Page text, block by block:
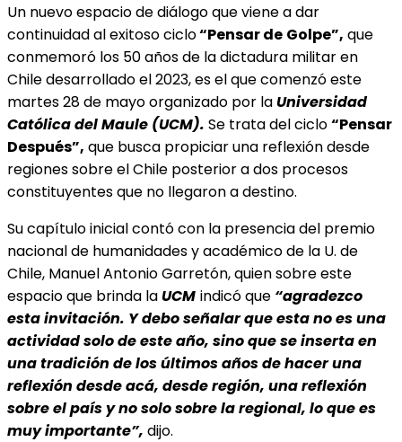
Un nuevo espacio de diálogo que viene a dar
continuidad al exitoso ciclo“Pensar de Golpe”, que
conmemoró los 50 años de la dictadura militar en
Chile desarrollado el 2023, es el que comenzó este
martes 28 de mayo organizado por laUniversidad
Católica del Maule (UCM). Se trata del ciclo“Pensar
Después”, que busca propiciar una reflexión desde
regiones sobre el Chile posterior a dos procesos
constituyentes que no llegaron a destino.
Su capítulo inicial contó con la presencia del premio
nacional de humanidades y académico de la U. de
Chile, Manuel Antonio Garretón, quien sobre este
espacio que brinda laUCM indicó que “agradezco
esta invitación. Y debo señalar que esta no es una
actividad solo de este año, sino que se inserta en
una tradición de los últimos años de hacer una
reflexión desde acá, desde región, una reflexión
sobre el país y no solo sobre la regional, lo que es
muy importante”, dijo.